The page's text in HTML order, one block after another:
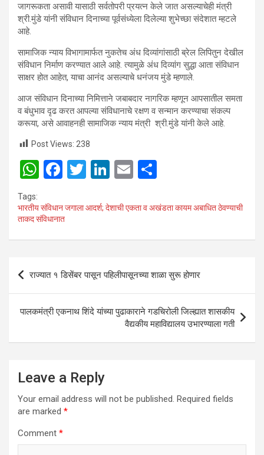
जागरूकता असावी यासाठी सर्वतोपरी प्रयत्न केले जात असल्याचेही मंत्री
श्री.मुंडे यांनी संविधान दिनाच्या पूर्वसंध्येला दिलेल्या शुभेच्छा संदेशात म्हटले
आहे.
सामाजिक न्याय विभागामार्फत नुकतेच अंध दिव्यांगांसाठी ब्रेल लिपितुन देखील
संविधान निर्माण करण्यात आले आहे. त्यामुळे अंध दिव्यांग सुद्धा आता संविधान
साक्षर होत आहेत, याचा आनंद असल्याचे धनंजय मुंडे म्हणाले.
आज संविधान दिनाच्या निमित्ताने जबाबदार नागरिक म्हणून आपसातील समता
व बंधुभाव दृढ करत आपल्या संविधानाचे रक्षण व सन्मान करण्याचा संकल्प
करूया, असे आवाहनही सामाजिक न्याय मंत्री श्री.मुंडे यांनी केले आहे.
Post Views: 238
W
at
s
A
p
F
ce
b
o
o
k
T
tt
Li
ke
n
E
ail ar
Tags:
भारतीय संविधान जगाला आदर्श; देशाची एकता व अखंडता कायम अबाधित ठेवण्याची
ताकद संविधानात
Post
navigation
राज्यात १ डिसेंबर पासून पहिलीपासूनच्या शाळा सुरू होणार
पालकमंत्री एकनाथ शिंदे यांच्या पुढाकाराने गडचिरोली जिल्ह्यात शासकीय
वैद्यकीय महाविद्यालय उभारण्याला गती
Leave a Reply
Your email address will not be published. Required fields
are marked *
Comment *